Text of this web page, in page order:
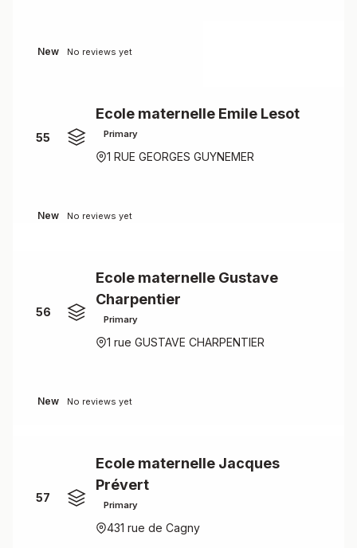
New No reviews yet
55
Ecole maternelle Emile Lesot
Primary
1 RUE GEORGES GUYNEMER
New No reviews yet
56
Ecole maternelle Gustave
Charpentier
Primary
1 rue GUSTAVE CHARPENTIER
New No reviews yet
57
Ecole maternelle Jacques
Prévert
Primary
431 rue de Cagny